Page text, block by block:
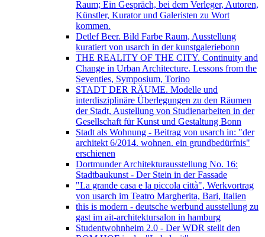
Raum; Ein Gespräch, bei dem Verleger, Autoren,
Künstler, Kurator und Galeristen zu Wort
kommen.
Detlef Beer. Bild Farbe Raum, Ausstellung
kuratiert von usarch in der kunstgaleriebonn
THE REALITY OF THE CITY. Continuity and
Change in Urban Architecture. Lessons from the
Seventies, Symposium, Torino
STADT DER RÄUME. Modelle und
interdisziplinäre Überlegungen zu den Räumen
der Stadt, Austellung von Studienarbeiten in der
Gesellschaft für Kunst und Gestaltung Bonn
Stadt als Wohnung - Beitrag von usarch in: "der
architekt 6/2014. wohnen. ein grundbedürfnis"
erschienen
Dortmunder Architekturausstellung No. 16:
Stadtbaukunst - Der Stein in der Fassade
"La grande casa e la piccola città", Werkvortrag
von usarch im Teatro Margherita, Bari, Italien
this is modern - deutsche werbund ausstellung zu
gast im ait-architektursalon in hamburg
Studentwohnheim 2.0 - Der WDR stellt den